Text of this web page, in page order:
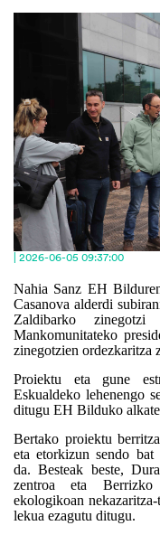
| 2026-06-05 09:37:00
Nahia Sanz EH
Casanova alderdi
Zaldibarko
Mankomunitateko
zinegotzien ordezkaritza
Proiektu eta gune
Eskualdeko lehenengo
ditugu EH Bilduko
Bertako proiektu
eta etorkizun sendo bat
da. Besteak beste,
zentroa eta Berrizko
ekologikoan
lekua ezagutu ditugu.